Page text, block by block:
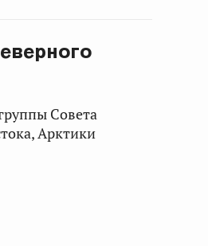
Совета
Арктики